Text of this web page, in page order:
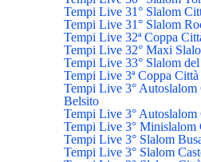
Tempi Live 31° Slalom
Tempi Live 31° Slalom
Tempi Live 32ª Coppa
Tempi Live 32° Maxi
Tempi Live 33° Slalom
Tempi Live 3ª Coppa
Tempi Live 3°
Belsito
Tempi Live 3°
Tempi Live 3° Minislalom
Tempi Live 3° Slalom
Tempi Live 3° Slalom